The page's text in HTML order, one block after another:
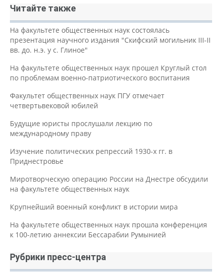
Читайте также
На факультете общественных наук состоялась
презентация научного издания "Скифский могильник III-II
вв. до. н.э. у с. Глиное"
На факультете общественных наук прошел Круглый стол
по проблемам военно-патриотического воспитания
Факультет общественных наук ПГУ отмечает
четвертьвековой юбилей
Будущие юристы прослушали лекцию по
международному праву
Изучение политических репрессий 1930-х гг. в
Приднестровье
Миротворческую операцию России на Днестре обсудили
на факультете общественных наук
Крупнейший военный конфликт в истории мира
На факультете общественных наук прошла конференция
к 100-летию аннексии Бессарабии Румынией
Рубрики пресс-центра